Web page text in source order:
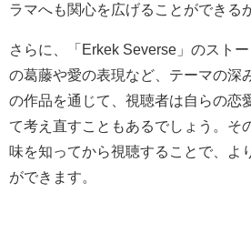
ラマへも関心を広げることができる
さらに、「Erkek Severse」のスト
の葛藤や愛の表現など、テーマの深
の作品を通じて、視聴者は自らの恋
て考え直すこともあるでしょう。そ
味を知ってから視聴することで、よ
ができます。